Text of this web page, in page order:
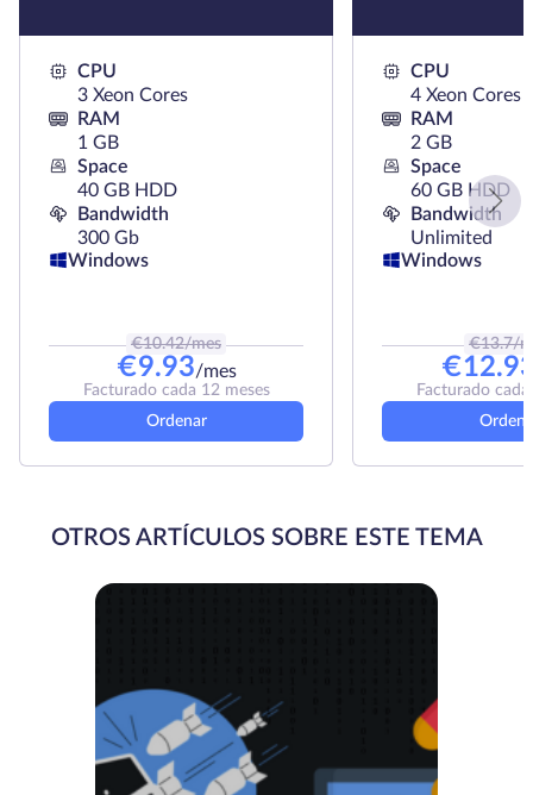
CPU
3 Xeon Cores
RAM
1 GB
Space
40 GB HDD
Bandwidth
300 Gb
Windows
€10.42/mes
€9.93/mes
Facturado cada 12 meses
Ordenar
CPU
4 Xeon Cores
RAM
2 GB
Space
60 GB HDD
Bandwidth
Unlimited
Windows
€13.7/
€
Facturado
OTROS ARTÍCULOS SOBRE ESTE TEMA